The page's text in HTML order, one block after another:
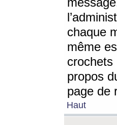
chaque
même
crochets
propos
page de
Haut